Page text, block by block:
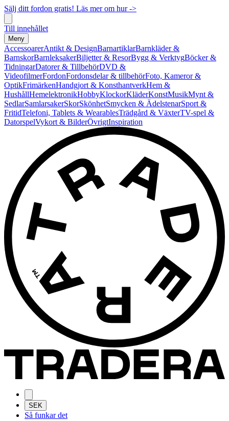
Sälj ditt fordon gratis! Läs mer om hur ->
Till innehållet
Meny
AccessoarerAntikt & DesignBarnartiklarBarnkläder &
BarnskorBarnleksakerBiljetter & ResorBygg & VerktygBöcker &
TidningarDatorer & TillbehörDVD &
VideofilmerFordonFordonsdelar & tillbehörFoto, Kameror &
OptikFrimärkenHandgjort & KonsthantverkHem &
HushållHemelektronikHobbyKlockorKläderKonstMusikMynt &
SedlarSamlarsakerSkorSkönhetSmycken & ÄdelstenarSport &
FritidTelefoni, Tablets & WearablesTrädgård & VäxterTV-spel &
DatorspelVykort & BilderÖvrigtInspiration
SEK
Så funkar det